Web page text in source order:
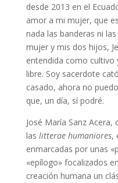
desde 2013 en el
amor a mi mujer, que
nada las banderas ni
mujer y mis dos hijos,
entendida como cultivo
libre. Soy sacerdote
casado, ahora no
que, un día, sí podré.
José María Sanz
las litterae humaniores,
enmarcadas por unas
«epílogo» focalizados
creación humana un